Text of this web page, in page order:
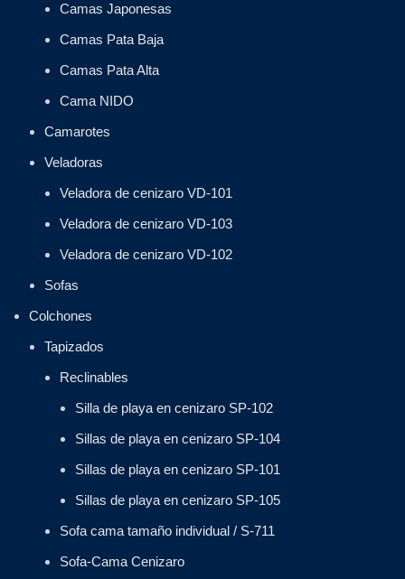
Camas Japonesas
Camas Pata Baja
Camas Pata Alta
Cama NIDO
Camarotes
Veladoras
Veladora de cenizaro VD-101
Veladora de cenizaro VD-103
Veladora de cenizaro VD-102
Sofas
Colchones
Tapizados
Reclinables
Silla de playa en cenizaro SP-102
Sillas de playa en cenizaro SP-104
Sillas de playa en cenizaro SP-101
Sillas de playa en cenizaro SP-105
Sofa cama tamaño individual / S-711
Sofa-Cama Cenizaro